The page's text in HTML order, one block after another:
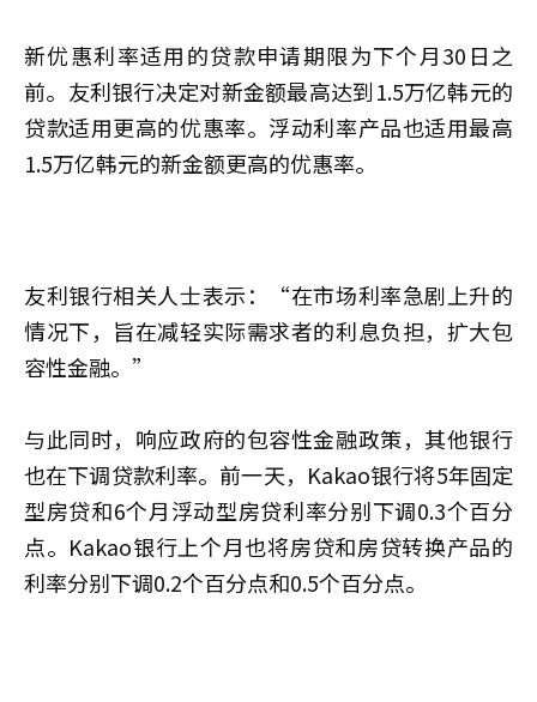
新优惠利率适用的贷款申请期限为下个月30日之
前。友利银行决定对新金额最高达到1.5万亿韩元的
贷款适用更高的优惠率。浮动利率产品也适用最高
1.5万亿韩元的新金额更高的优惠率。
友利银行相关人士表示：“在市场利率急剧上升的
情况下，旨在减轻实际需求者的利息负担，扩大包
容性金融。”
与此同时，响应政府的包容性金融政策，其他银行
也在下调贷款利率。前一天，Kakao银行将5年固定
型房贷和6个月浮动型房贷利率分别下调0.3个百分
点。Kakao银行上个月也将房贷和房贷转换产品的
利率分别下调0.2个百分点和0.5个百分点。